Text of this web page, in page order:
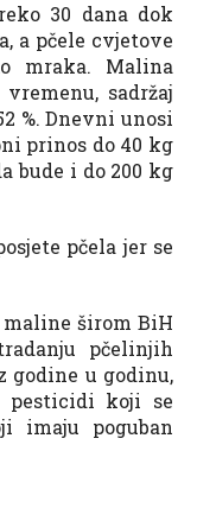
30 dana dok
a pčele cvjetove
mraka. Malina
sadržaj
%. Dnevni unosi
prinos do 40 kg
bude i do 200 kg
pčela jer se
maline širom BiH
pčelinjih
godine u godinu,
pesticidi koji se
imaju poguban